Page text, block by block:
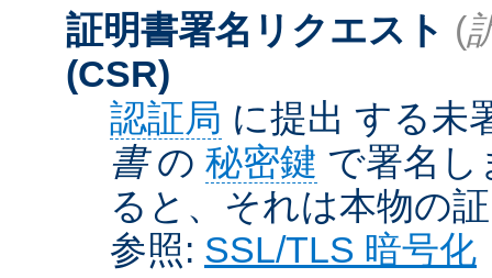
証明書署名リクエスト (
(CSR)
認証局 に提出 する未
書の 秘密鍵 で署名し
ると、それは本物の
参照: SSL/TLS 暗号化